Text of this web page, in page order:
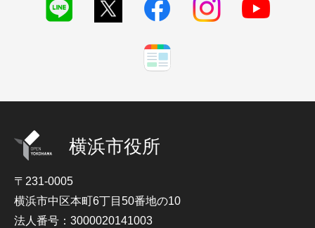
横浜市役所
〒231-0005
横浜市中区本町6丁目50番地の10
法人番号：3000020141003